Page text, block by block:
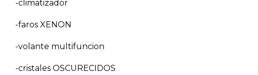
-climatizador
-faros XENON
-volante multifuncion
-cristales OSCURECIDOS